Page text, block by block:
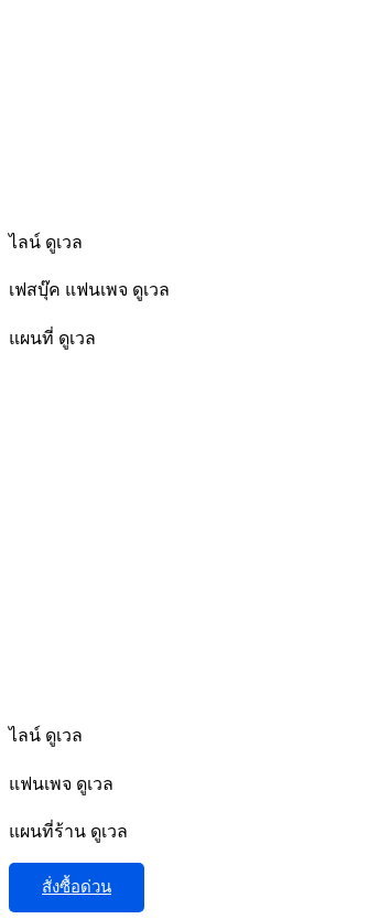
ไลน์ ดูเวล
เฟสบุ๊ค แฟนเพจ ดูเวล
แผนที่ ดูเวล
ไลน์ ดูเวล
แฟนเพจ ดูเวล
แผนที่ร้าน ดูเวล
สั่งซื้อด่วน